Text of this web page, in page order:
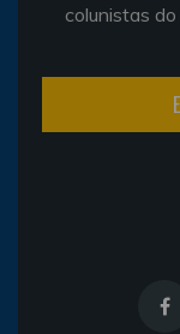
colunistas